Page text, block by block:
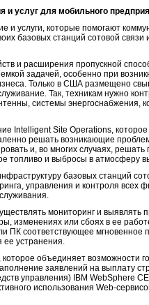
и услуг для мобильного
и услуги, которые помогают
базовых станций сотовой связи
и расширения пропускной
задачей, особенно при
Только в США размещено
Так, техникам нужно
системы энергоснабжения,
Intelligent Site Operations,
решать возникающие
и, во многих случаях,
топливо и выбросы в атмосферу
базовых станций
управления и контроля всех
мониторинг и
изменениях или сбоях в ее
ПК соответствующее
ее устранения.
объединяет возможности
заявлений на выплату
управления) IBM WebSphere
использования Web-